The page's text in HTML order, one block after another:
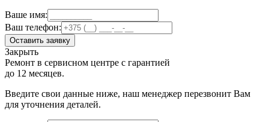
Ваше имя:
Ваш телефон:
Оставить заявку
Закрыть
Ремонт в сервисном центре с гарантией
до 12 месяцев.
Введите свои данные ниже, наш менеджер перезвонит Вам
для уточнения деталей.